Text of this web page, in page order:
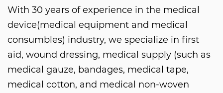
With 30 years of experience in the medical
device(medical equipment and medical
consumbles) industry, we specialize in first
aid, wound dressing, medical supply (such as
medical gauze, bandages, medical tape,
medical cotton, and medical non-woven